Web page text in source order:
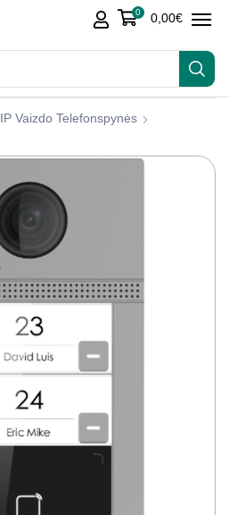
0 0,00€
IP Vaizdo Telefonspynės